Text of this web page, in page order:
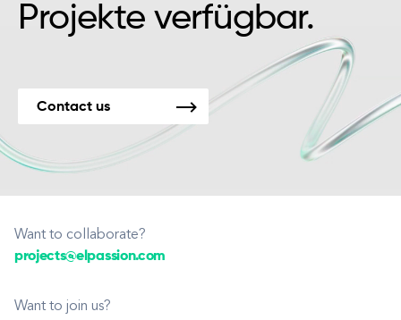
Projekte verfügbar.
Contact us
Want to collaborate?
projects@elpassion.com
Want to join us?